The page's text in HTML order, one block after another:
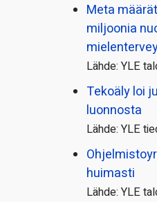
Meta
miljoonia
Lähde: YLE
Tekoäly loi
luonnosta
Lähde: YLE
huimasti
Lähde: YLE